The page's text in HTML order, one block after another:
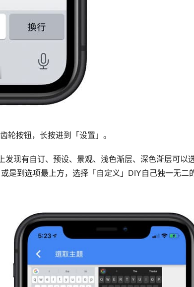
轮按钮，长按进到「设置」。
现有自订、预设、景观、浅色渐层、深色渐层可以
是到选项最上方，选择「自定义」DIY自己独一无二